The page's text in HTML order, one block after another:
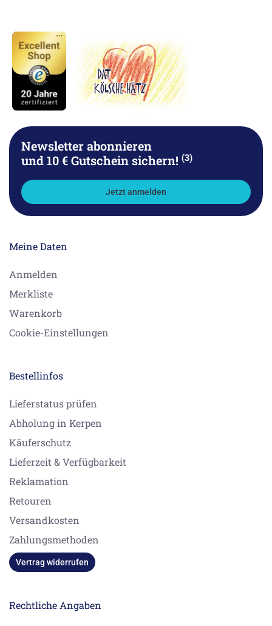
Newsletter abonnieren
und 10 € Gutschein sichern! (3)
Jetzt anmelden
Meine Daten
Anmelden
Merkliste
Warenkorb
Cookie-Einstellungen
Bestellinfos
Lieferstatus prüfen
Abholung in Kerpen
Käuferschutz
Lieferzeit & Verfügbarkeit
Reklamation
Retouren
Versandkosten
Zahlungsmethoden
Vertrag widerrufen
Rechtliche Angaben